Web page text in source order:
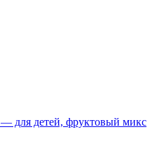
— для детей, фруктовый микс